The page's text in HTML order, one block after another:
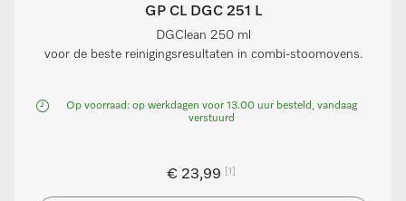
GP CL DGC 251 L
DGClean 250 ml
voor de beste reinigingsresultaten in combi-stoomovens.
Op voorraad: op werkdagen voor 13.00 uur besteld, vandaag
verstuurd
€ 23,99 [1]